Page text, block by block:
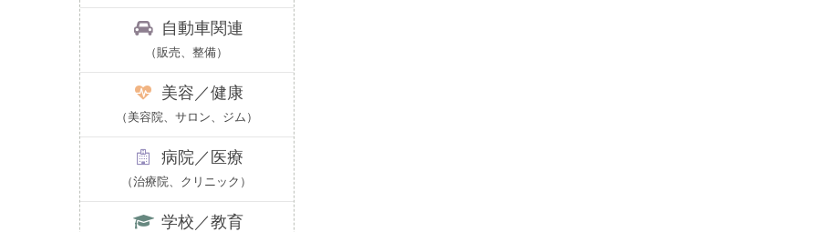
自動車関連
（販売、整備）
美容／健康
（美容院、サロン、ジム）
病院／医療
（治療院、クリニック）
学校／教育